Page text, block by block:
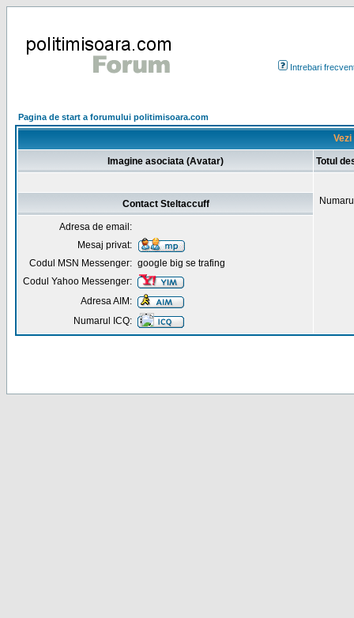
Intrebari
Pagina de start a forumului politimisoara.com
Imagine asociata (Avatar) Totul
Contact Steltaccuff
Adresa de email:
Mesaj privat:
Codul MSN Messenger: google big se trafing
Codul Yahoo Messenger:
Adresa AIM:
Numarul ICQ: